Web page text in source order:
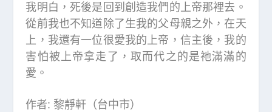
我明白，死後是回到創造我們的上帝那裡去。
從前我也不知道除了生我的父母親之外，在天
上，我還有一位很愛我的上帝，信主後，我的
害怕被上帝拿走了，取而代之的是祂滿滿的
愛。
作者: 黎靜軒（台中市）